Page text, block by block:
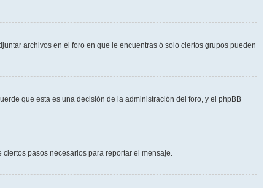
archivos en el foro en que le encuentras ó solo ciertos grupos pueden
que esta es una decisión de la administración del foro, y el phpBB
pasos necesarios para reportar el mensaje.